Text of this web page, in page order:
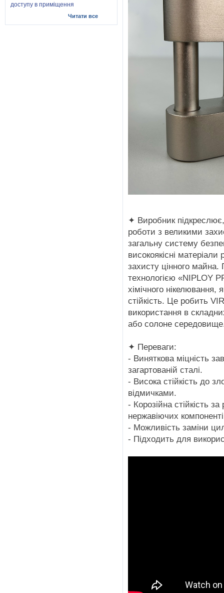
✦ Виробник
роботи з великими
загальну систему
високоякісні
захисту цінного
технологією «NIPLOY
хімічного нікелювання,
стійкість. Це робить
використання в
або солоне
✦ Переваги:
- Виняткова міцність
загартованій сталі.
- Висока стійкість до
відмичками.
- Корозійна стійкість
нержавіючих
- Можливість заміни
- Підходить для
доступу в приміщення
Читати все